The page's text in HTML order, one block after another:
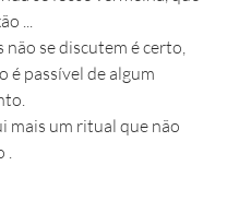
...
é passível de algum
mais um ritual que não